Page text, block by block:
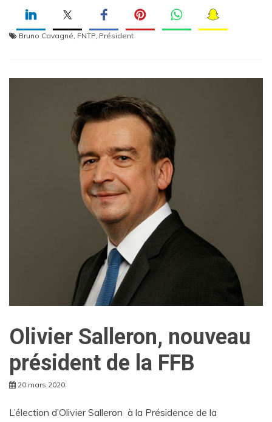
Bruno Cavagné FNTP Président
Olivier Salleron, nouveau
président de la FFB
20 mars 2020
L’élection d’Olivier Salleron à la Présidence de la